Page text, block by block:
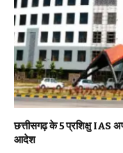
छत्तीसगढ़ के 5 प्रशिक्षु IAS
आदेश